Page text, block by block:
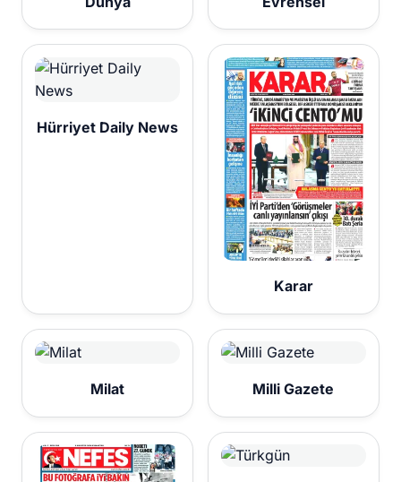
Hürriyet Daily News
Karar
Milat Milli Gazete